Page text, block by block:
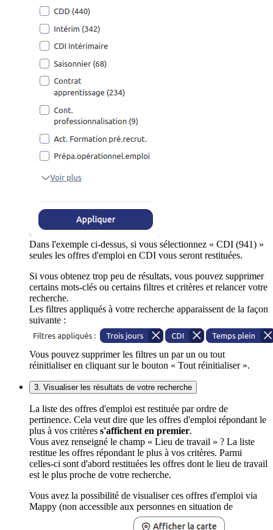
Dans l'exemple ci-dessus, si vous sélectionnez « CDI (941) »
seules les offres d'emploi en CDI vous seront restituées.
Si vous obtenez trop peu de résultats, vous pouvez supprimer
certains mots-clés ou certains filtres et critères et relancer votre
recherche.
Les filtres appliqués à votre recherche apparaissent de la façon
suivante :
Vous pouvez supprimer les filtres un par un ou tout
réinitialiser en cliquant sur le bouton « Tout réinitialiser ».
3. Visualiser les résultats de votre recherche
La liste des offres d'emploi est restituée par ordre de
pertinence. Cela veut dire que les offres d'emploi répondant le
plus à vos critères s'affichent en premier.
Vous avez renseigné le champ « Lieu de travail » ? La liste
restitue les offres répondant le plus à vos critères. Parmi
celles-ci sont d'abord restituées les offres dont le lieu de travail
est le plus proche de votre recherche.
Vous avez la possibilité de visualiser ces offres d'emploi via
Mappy (non accessible aux personnes en situation de